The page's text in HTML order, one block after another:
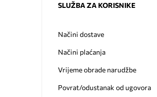
SLUŽBA ZA KORISNIKE
Načini dostave
Načini plaćanja
Vrijeme obrade narudžbe
Povrat/odustanak od ugovora